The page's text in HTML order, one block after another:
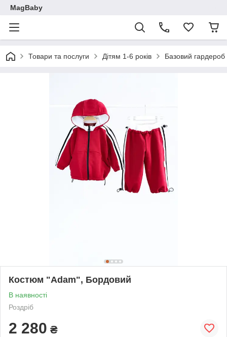
MagBaby
Товари та послуги Дітям 1-6 років Базовий гардероб
Костюм "Adam", Бордовий
В наявності
Роздріб
2 280 ₴